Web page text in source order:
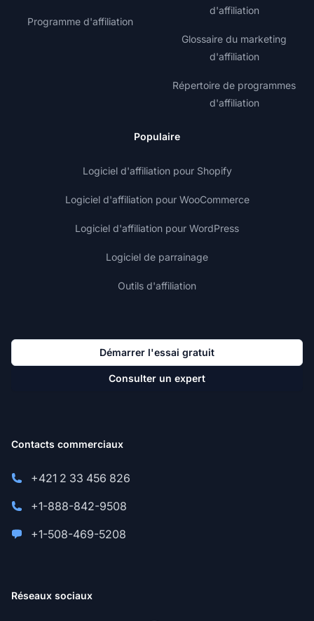
Programme d'affiliation
d'affiliation
Glossaire du marketing
d'affiliation
Répertoire de programmes
d'affiliation
Populaire
Logiciel d'affiliation pour Shopify
Logiciel d'affiliation pour WooCommerce
Logiciel d'affiliation pour WordPress
Logiciel de parrainage
Outils d'affiliation
Démarrer l'essai gratuit
Consulter un expert
Contacts commerciaux
+421 2 33 456 826
+1-888-842-9508
+1-508-469-5208
Réseaux sociaux